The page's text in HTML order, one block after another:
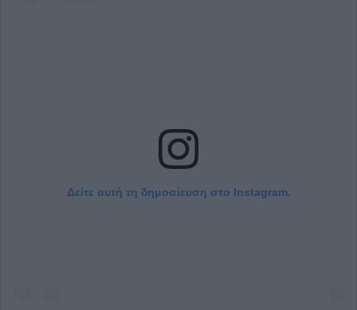
Δείτε αυτή τη δημοσίευση στο Instagram.